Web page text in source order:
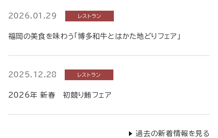
2026.01.29 レストラン
福岡の美食を味わう「博多和牛とはかた地どりフェア」
2025.12.28 レストラン
2026年 新春 初競り鮪フェア
過去の新着情報を見る